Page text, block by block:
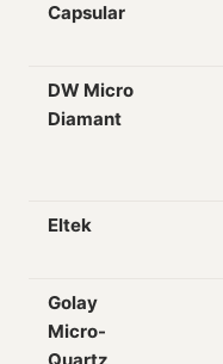
Capsular
DW Micro
Diamant
Eltek
Golay
Micro-